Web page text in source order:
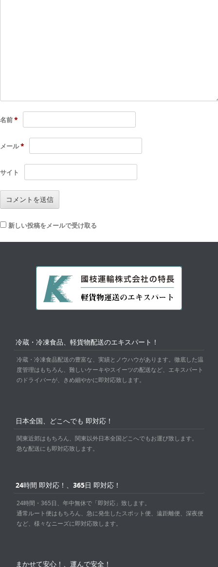
名前*
メール*
サイト
新しい投稿をメールで受け取る
冷蔵・冷凍食品、軽貨物配送のエキスパート！
冷蔵・冷凍食品配送の豊富な、実績とノウハウがあります。徹底した温
度管理はもちろん、難しいケーキやスイーツの配送など、エキスパート
のドライバーが、きめ細やかに即対応致します。
日本全国、どこへでも 即対応！
関東近郊はもちろん、関東以外日本全国どこへでもお運び致します。
急な配送にも即対応致します。
24時間 即対応！、365日 即対応！
24時間・365日、年中無休で「即対応」致します。
通常ルート便はもちろん、急に発生したスポット便、遠距離便、深夜便
など、様々なニーズに即対応致します。
まかせて安心！、運んで安全！